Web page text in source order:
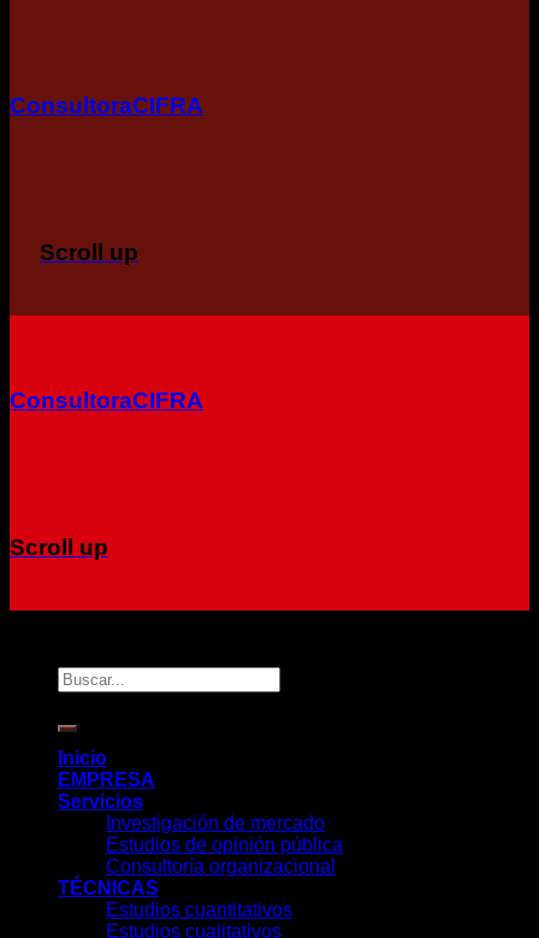
ConsultoraCIFRA
Scroll up
ConsultoraCIFRA
Scroll up
Inicio
EMPRESA
Servicios
Investigación de mercado
Estudios de opinión pública
Consultoría organizacional
TÉCNICAS
Estudios cuantitativos
Estudios cualitativos